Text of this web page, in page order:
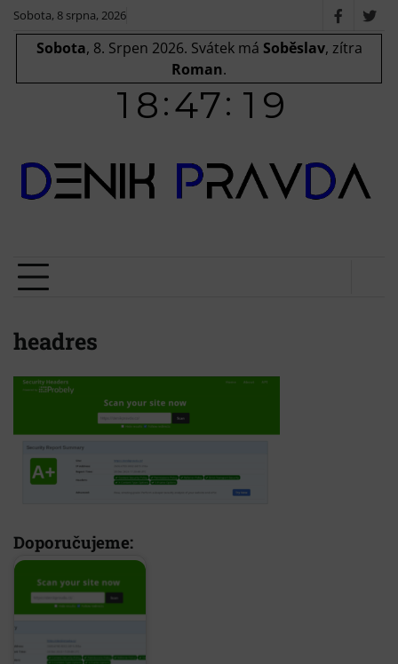
Skip
content
Sobota, 8 srpna, 2026
X
Sobota, 8. Srpen 2026. Svátek má Soběslav, zítra
Roman.
headres
Doporučujeme: